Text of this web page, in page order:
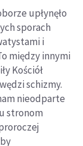
upłynęło
sporach
i
między innymi
Kościół
schizmy.
nieodparte
stronom